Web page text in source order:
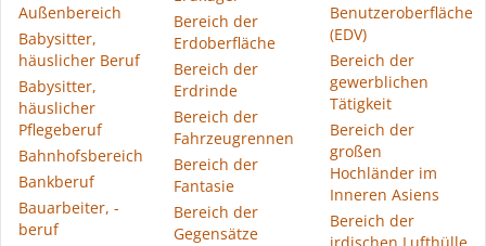
Außenbereich
Babysitter,
häuslicher Beruf
Babysitter,
häuslicher
Pflegeberuf
Bahnhofsbereich
Bankberuf
Bauarbeiter, -
beruf
Bereich der
Erdoberfläche
Bereich der
Erdrinde
Bereich der
Fahrzeugrennen
Bereich der
Fantasie
Bereich der
Gegensätze
Benutzeroberfläche
(EDV)
Bereich der
gewerblichen
Tätigkeit
Bereich der
großen
Hochländer im
Inneren Asiens
Bereich der